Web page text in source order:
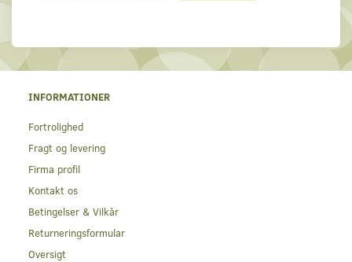
INFORMATIONER
Fortrolighed
Fragt og levering
Firma profil
Kontakt os
Betingelser & Vilkår
Returneringsformular
Oversigt